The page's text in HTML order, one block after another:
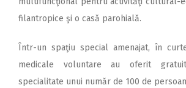
filantropice şi o casă parohială.
Într-un spaţiu special amenajat, în
medicale voluntare au oferit
specialitate unui număr de 100 de